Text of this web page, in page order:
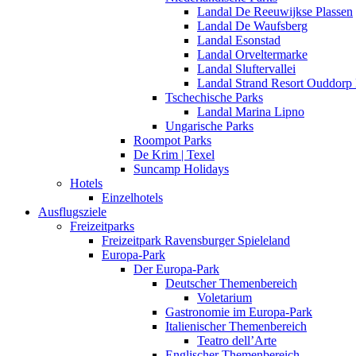
Landal De Reeuwijkse Plassen
Landal De Waufsberg
Landal Esonstad
Landal Orveltermarke
Landal Sluftervallei
Landal Strand Resort
Tschechische Parks
Landal Marina Lipno
Ungarische Parks
Roompot Parks
De Krim | Texel
Suncamp Holidays
Hotels
Einzelhotels
Ausflugsziele
Freizeitparks
Freizeitpark Ravensburger Spieleland
Europa-Park
Der Europa-Park
Deutscher Themenbereich
Voletarium
Gastronomie im Europa-Park
Italienischer Themenbereich
Teatro dell’Arte